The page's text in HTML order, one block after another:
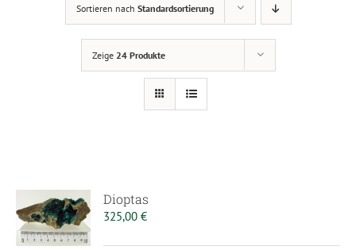
Sortieren nach Standardsortierung
Zeige 24 Produkte
Dioptas
325,00€